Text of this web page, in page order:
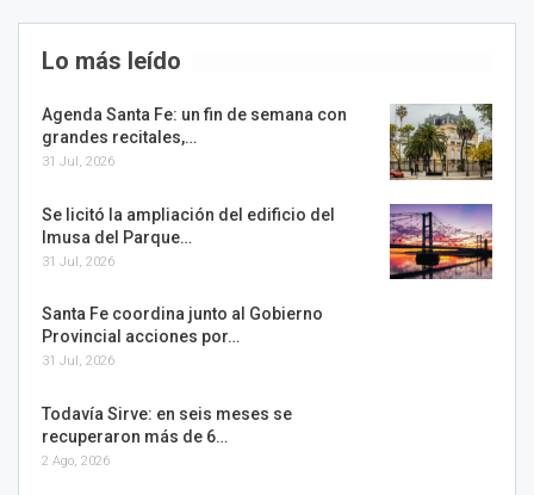
Lo más leído
Agenda Santa Fe: un fin de semana con
grandes recitales,…
31 Jul, 2026
Se licitó la ampliación del edificio del
Imusa del Parque…
31 Jul, 2026
Santa Fe coordina junto al Gobierno
Provincial acciones por…
31 Jul, 2026
Todavía Sirve: en seis meses se
recuperaron más de 6…
2 Ago, 2026